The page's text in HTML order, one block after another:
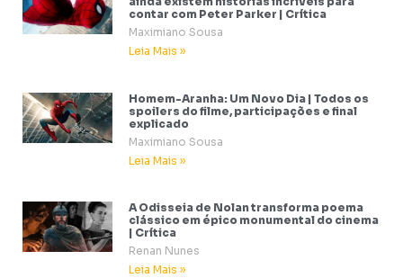
contar com Peter Parker | Crítica
Maximiano Sousa
Leia Mais »
Homem-Aranha: Um Novo Dia | Todos os
spoilers do filme, participações e final
explicado
Maximiano Sousa
Leia Mais »
A Odisseia de Nolan transforma poema
clássico em épico monumental do cinema
| Crítica
Renan Nunes
Leia Mais »